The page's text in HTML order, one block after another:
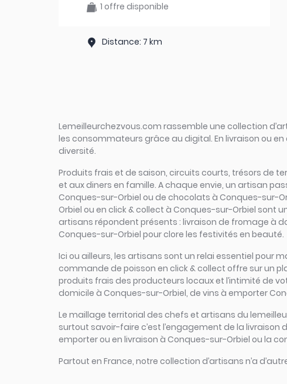
1 offre disponible
Distance: 7 km
Lemeilleurchezvous.com rassemble une collection
les consommateurs grâce au digital. En livraison ou
diversité.
Produits frais et de saison, circuits courts, trésors de
et aux diners en famille. A chaque envie, un artisan
Conques-sur-Orbiel ou de chocolats à Conques-sur-
Orbiel ou en click & collect à Conques-sur-Orbiel sont
artisans répondent présents : livraison de fromage à
Conques-sur-Orbiel pour clore les festivités en beauté.
Ici ou ailleurs, les artisans sont un relai essentiel pour
commande de poisson en click & collect offre sur un
produits frais des producteurs locaux et l’intimité de
domicile à Conques-sur-Orbiel, de vins à emporter
Le maillage territorial des chefs et artisans du
surtout savoir-faire c’est l’engagement de la
emporter ou en livraison à Conques-sur-Orbiel ou la
Partout en France, notre collection d’artisans n’a